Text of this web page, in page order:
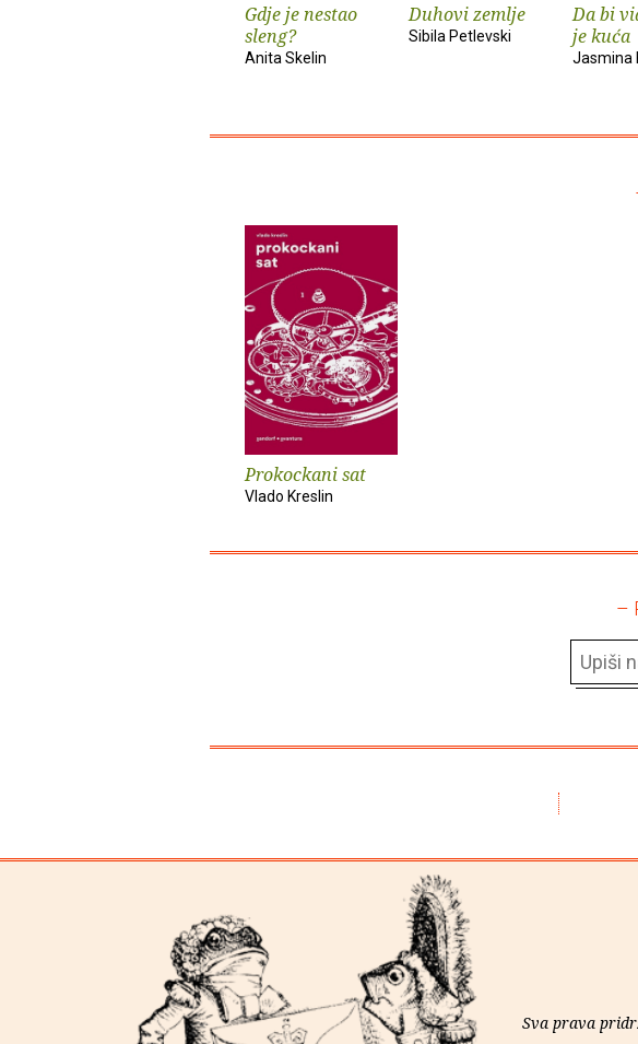
Gdje je nestao
sleng?
Anita Skelin
Duhovi zemlje
Sibila Petlevski
Da bi
je kuća
Jasmina
Prokockani sat
Vlado Kreslin
–
Sva prava